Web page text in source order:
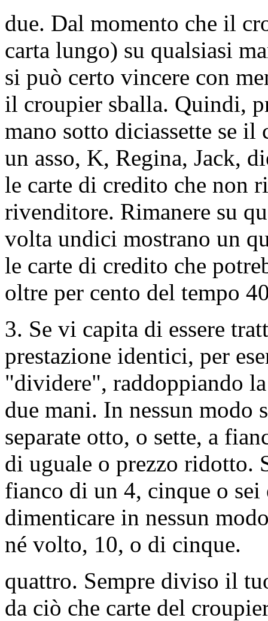
due. Dal momento che il
carta lungo) su qualsiasi
si può certo vincere con
il croupier sballa. Quindi,
mano sotto diciassette se
un asso, K, Regina, Jack,
le carte di credito che non
rivenditore. Rimanere su
volta undici mostrano un
le carte di credito che
oltre per cento del tempo
3. Se vi capita di essere
prestazione identici, per
"dividere", raddoppiando la
due mani. In nessun modo
separate otto, o sette, a
di uguale o prezzo ridotto.
fianco di un 4, cinque o sei
dimenticare in nessun
né volto, 10, o di cinque.
quattro. Sempre diviso il
da ciò che carte del